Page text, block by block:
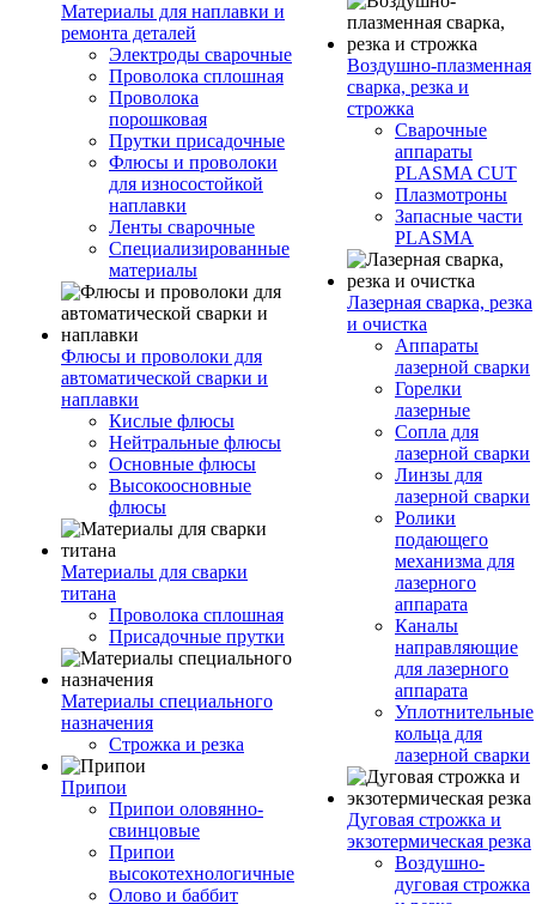
Материалы для наплавки и
ремонта деталей
Электроды сварочные
Проволока сплошная
Проволока
порошковая
Прутки присадочные
Флюсы и проволоки
для износостойкой
наплавки
Ленты сварочные
Специализированные
материалы
Флюсы и проволоки для
автоматической сварки и
наплавки
Кислые флюсы
Нейтральные флюсы
Основные флюсы
Высокоосновные
флюсы
Материалы для сварки
титана
Проволока сплошная
Присадочные прутки
Материалы специального
назначения
Строжка и резка
Припои
Припои оловянно-
свинцовые
Припои
высокотехнологичные
Олово и баббит
Воздушно-плазменная
сварка, резка и
строжка
Сварочные
аппараты
PLASMA CUT
Плазмотроны
Запасные части
PLASMA
Лазерная сварка, резка
и очистка
Аппараты
лазерной сварки
Горелки
лазерные
Сопла для
лазерной сварки
Линзы для
лазерной сварки
Ролики
подающего
механизма для
лазерного
аппарата
Каналы
направляющие
для лазерного
аппарата
Уплотнительные
кольца для
лазерной сварки
Дуговая строжка и
экзотермическая резка
Воздушно-
дуговая строжка